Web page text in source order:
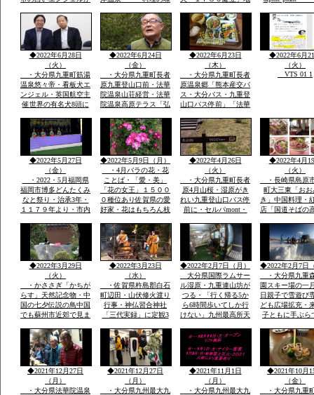
天サイト全国版選定」
今度は世界の8頭に選
定されました英国航空
から
高」・ムツゴロウ・た
いらぎ「貝柱」竹崎カ
ニは追加で1杯￥３０
００円ぐらい・温泉は
温度が
しい水の要件に適合・
地区はもちろん町内外
から水汲みが絶えませ
ん
nature
◆2022年6月28日
（火）
・大分県九重町筋湯
温泉悠々帝・看板犬エ
ンジェル・英国航空主
催世界の有名犬8頭に
国航空より日本政府観
光局ロンドン事務所か
ら連絡日本一は楽天サ
イトで2回日本一選定
英文そのまま提示
◆2022年6月24日
（金）
・大分県九重町長者
原九重登山口前・法華
院温泉山荘経営・法華
院温泉高原テラス「弘
素泊まり￥７０００円
温泉￥５００レストラ
ンあり・
https://chinanews.jp
公式
◆2022年6月23日
（木）
・大分県九重町長者
原温泉郷「熊本産交バ
ス・大分バス・九重登
山口バス停前」「法華
プ・・法華院山荘高原
テラス「」一泊￥７０
００「素泊まりok]・
自家温泉￥５００・食
事１０００円から
◆2022年6月
（火）
VTS 01 1
◆2022年5月27日
（金）
・2022・5月福岡県
福岡市博多どんたくみ
なと祭り・治承3年・
１１７９年より・市内
けられ「松ばやし」を
起源として市民のお祭
り
◆2022年5月9日（月）
・4月バラの花・花
ことば・「愛・美」
「花の女王」１５００
０種位あり佐賀県の愛
好家・花はもちろん枝
と葉も花もつやあり
◆2022年4月26日
（火）
・大分県九重町長者
原4月山桜・湿原がき
れい九重登山口バス停
前に・セルパmont・
法華院温泉高原テラス
食堂「９１０・・くじ
ゅうdiner]で九重夢ポ
ークで食事
◆2022年4月
（火）
・長崎県島原
町大三東「おお
き」中国料理・
店「国道そばの
中国風のお店・
袋の本格的な中
有名店で大学通
がら修業
◆2022年3月29日
（火）
・かささぎ「かちが
らす」天然記念物・中
国の七夕伝説の鳥中国
でも蘇州市近郊で見ま
鳴くきます・・・黒い
カラス・九州の自宅庭
に遊びに来ています
◆2022年3月23日
（水）
・佐賀県杵島郡白石
町辺田・山伏修火渡り
行事・神仏習合神社
「三代実録」に定観3
坊一大霊場有・龍造寺
氏・鍋島氏の保護・祈
年祭かけ参リ
◆2022年2月7日（月）
大分県国際ラムサー
ル湿原・九重連山坊が
つる・「行く帰る5か
ら6時間歩いてしか行
けない」九州最高所天
の冬１月ー３。ｃ
◆2022年2月7日
・大分県九重
園スキー場の一
日親子で雪遊び
ども広場拡充・
子ともに手ぶら
アサイズ用
◆2021年12月27日
（月）
・大分県法華院温泉
◆2021年12月27日
（月）
・大分県九州最大九
◆2021年11月1日
（月）
・大分県九州最大九
◆2021年10月
（金）
・大分県九重